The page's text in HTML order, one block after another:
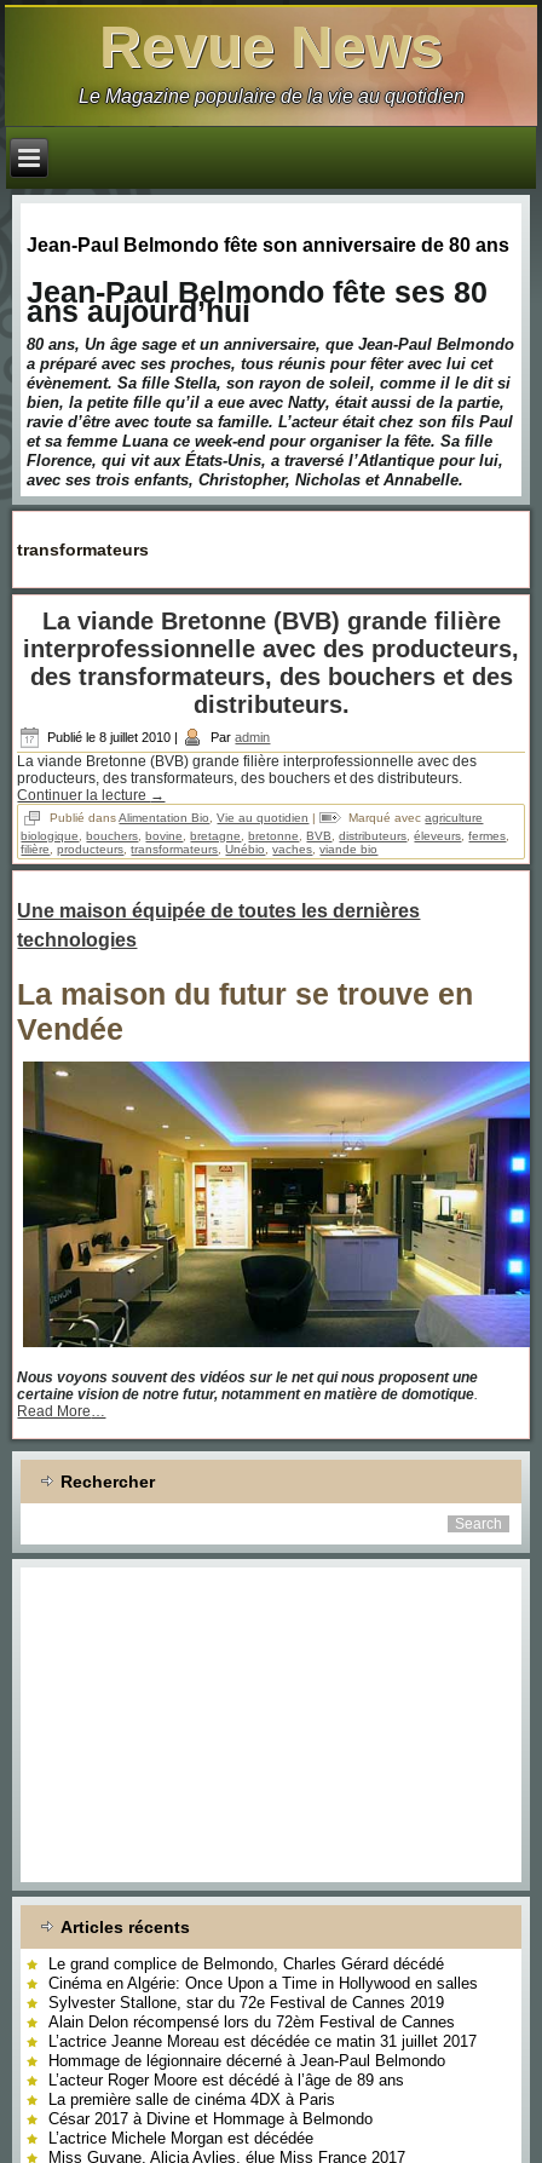
Revue News
Le Magazine populaire de la vie au quotidien
Jean-Paul Belmondo fête son anniversaire de 80 ans
Jean-Paul Belmondo fête ses 80
ans aujourd’hui
80 ans, Un âge sage et un anniversaire, que Jean-Paul Belmondo
a préparé avec ses proches, tous réunis pour fêter avec lui cet
évènement. Sa fille Stella, son rayon de soleil, comme il le dit si
bien, la petite fille qu’il a eue avec Natty, était aussi de la partie,
ravie d’être avec toute sa famille. L’acteur était chez son fils Paul
et sa femme Luana ce week-end pour organiser la fête. Sa fille
Florence, qui vit aux États-Unis, a traversé l’Atlantique pour lui,
avec ses trois enfants, Christopher, Nicholas et Annabelle.
transformateurs
La viande Bretonne (BVB) grande filière
interprofessionnelle avec des producteurs,
des transformateurs, des bouchers et des
distributeurs.
Publié le 8 juillet 2010 Par admin
La viande Bretonne (BVB) grande filière interprofessionnelle avec des
producteurs, des transformateurs, des bouchers et des distributeurs.
Continuer la lecture →
Publié dans Alimentation Bio ,Vie au quotidien | Marqué avec agriculture
biologique, bouchers, bovine, bretagne, bretonne, BVB,distributeurs,éleveurs,fermes,
filière,producteurs,transformateurs,Unébio,vaches,viande bio
Une maison équipée de toutes les dernières
technologies
La maison du futur se trouve en
Vendée
Nous voyons souvent des vidéos sur le net qui nous proposent une
certaine vision de notre futur, notamment en matière de domotique.
Read More
maison
équipée
de
technologies »
…
Rechercher
Articles récents
Le grand complice de Belmondo, Charles Gérard décédé
Cinéma en Algérie: Once Upon a Time in Hollywood en salles
Sylvester Stallone, star du 72e Festival de Cannes 2019
Alain Delon récompensé lors du 72èm Festival de Cannes
L’actrice Jeanne Moreau est décédée ce matin 31 juillet 2017
Hommage de légionnaire décerné à Jean-Paul Belmondo
L’acteur Roger Moore est décédé à l’âge de 89 ans
La première salle de cinéma 4DX à Paris
César 2017 à Divine et Hommage à Belmondo
L’actrice Michele Morgan est décédée
Miss Guyane, Alicia Aylies, élue Miss France 2017